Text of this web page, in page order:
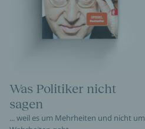
Was Politiker nicht
sagen
... weil es um Mehrheiten und nicht um